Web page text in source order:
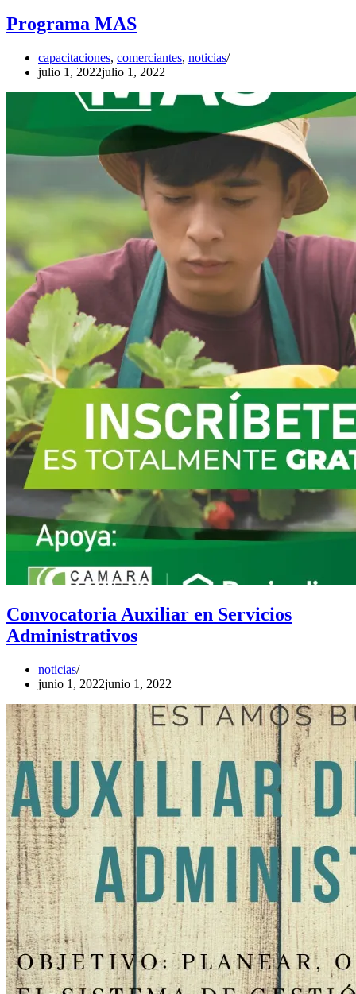
Programa MAS
capacitaciones, comerciantes, noticias
julio 1, 2022julio 1, 2022
Convocatoria Auxiliar en Servicios
Administrativos
noticias
junio 1, 2022junio 1, 2022